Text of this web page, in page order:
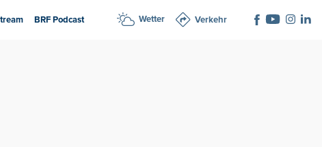
BRF Podcast Wetter Verkehr